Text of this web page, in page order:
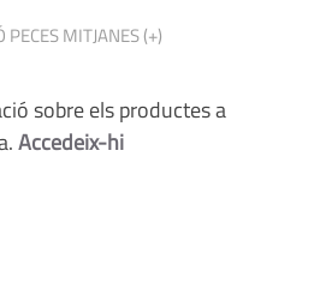
MITJANES (+)
sobre els productes a
Accedeix-hi